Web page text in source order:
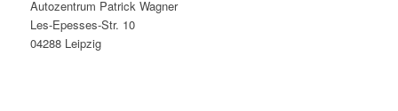
Autozentrum Patrick Wagner
Les-Epesses-Str. 10
04288 Leipzig